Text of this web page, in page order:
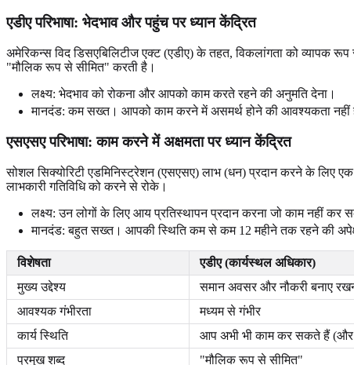
एडीए परिभाषा: भेदभाव और पहुंच पर ध्यान केंद्रित
अमेरिकन्स विद डिसएबिलिटीज एक्ट (एडीए) के तहत, विकलांगता को व्यापक
"मौलिक रूप से सीमित" करती है।
लक्ष्य: भेदभाव को रोकना और आपको काम करते रहने की अनुमति देना।
मानदंड: कम सख्त। आपको काम करने में असमर्थ होने की आवश्यकता नहीं
एसएसए परिभाषा: काम करने में अक्षमता पर ध्यान केंद्रित
सोशल सिक्योरिटी एडमिनिस्ट्रेशन (एसएसए) लाभ (धन) प्रदान करने के लिए
लाभकारी गतिविधि को करने से रोके।
लक्ष्य: उन लोगों के लिए आय प्रतिस्थापन प्रदान करना जो काम नहीं कर
मानदंड: बहुत सख्त। आपकी स्थिति कम से कम 12 महीने तक रहने की
विशेषता एडीए (कार्यस्थल अधिकार)
मुख्य उद्देश्य
समान अवसर और नौकरी बनाए
आवश्यक गंभीरता
मध्यम से गंभीर
कार्य स्थिति
आप अभी भी काम कर सकते हैं
प्रमुख शब्द
"मौलिक रूप से सीमित"